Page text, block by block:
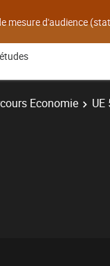
mesure d'audience
Economie